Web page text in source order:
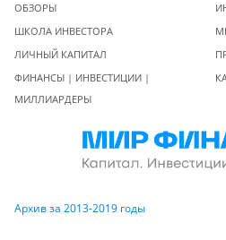
ОБЗОРЫ
ШКОЛА ИНВЕСТОРА
ЛИЧНЫЙ КАПИТАЛ
ФИНАНСЫ | ИНВЕСТИЦИИ |
МИЛЛИАРДЕРЫ
Архив за 2013-2019 годы